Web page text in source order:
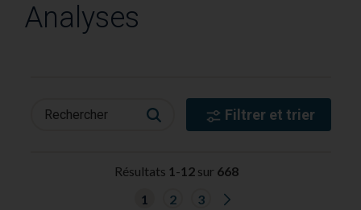
Analyses
Rechercher Filtrer et trier
Résultats 1 -12 sur 668
1
2 3